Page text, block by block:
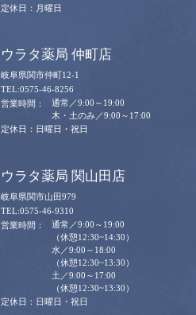
月曜日
ウラタ薬局 仲町店
岐阜県関市仲町12-1
0575-46-8256
通常／9:00～19:00
木・土のみ／9:00～17:00
日曜日・祝日
ウラタ薬局 関山田店
岐阜県関市山田979
0575-46-9310
通常／9:00～19:00
（休憩12:30~14:30）
水／9:00～18:00
（休憩12:30~13:30）
土／9:00～17:00
（休憩12:30~13:30）
日曜日・祝日